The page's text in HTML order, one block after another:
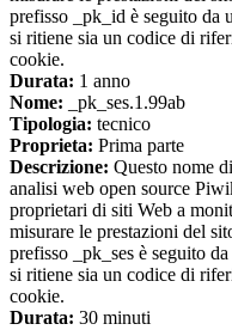
prefisso _pk_id è seguito da
si ritiene sia un codice di
cookie.
Durata: 1 anno
Nome: _pk_ses.1.99ab
Tipologia: tecnico
Proprieta: Prima parte
Descrizione: Questo nome
analisi web open source
proprietari di siti Web a
misurare le prestazioni del
prefisso _pk_ses è seguito
si ritiene sia un codice di
cookie.
Durata: 30 minuti